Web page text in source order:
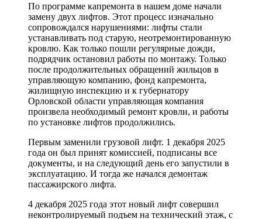
По программе капремонта в нашем доме начали
замену двух лифтов. Этот процесс изначально
сопровождался нарушениями: лифты стали
устанавливать под старую, неотремонтированную
кровлю. Как только пошли регулярные дожди,
подрядчик остановил работы по монтажу. Только
после продолжительных обращений жильцов в
управляющую компанию, фонд капремонта,
жилищную инспекцию и к губернатору
Орловской области управляющая компания
произвела необходимый ремонт кровли, и работы
по установке лифтов продолжились.
Первым заменили грузовой лифт. 1 декабря 2025
года он был принят комиссией, подписаны все
документы, и на следующий день его запустили в
эксплуатацию. И тогда же начался демонтаж
пассажирского лифта.
4 декабря 2025 года этот новый лифт совершил
неконтролируемый подъем на технический этаж, с